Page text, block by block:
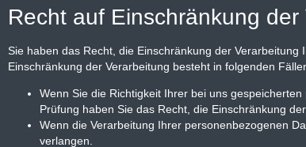
Recht auf Einschränkung der
Sie haben das Recht, die Einschränkung der
Einschränkung der Verarbeitung besteht in folgenden
Wenn Sie die Richtigkeit Ihrer bei uns
Prüfung haben Sie das Recht, die Einschränkung
Wenn die Verarbeitung Ihrer personenbezogenen
verlangen.